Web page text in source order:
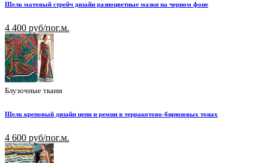
Шелк матовый стрейч дизайн разноцветные мазки на черном фоне
4 400 руб/пог.м.
Блузочные ткани
Шелк креповый дизайн цепи и ремни в терракотово-бирюзовых тонах
4 600 руб/пог.м.